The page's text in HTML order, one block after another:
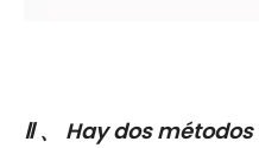
Ⅱ 、 Hay dos